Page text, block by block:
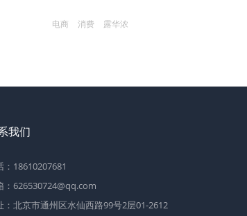
电商 消费 露华浓
我们
：18610207681
：626530724@qq.com
：北京市通州区水仙西路99号2层01-2612